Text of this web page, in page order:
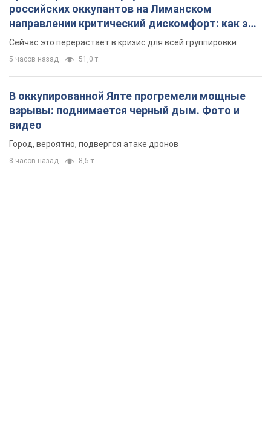
российских оккупантов на Лиманском
направлении критический дискомфорт: как это
удалось
Сейчас это перерастает в кризис для всей группировки
5 часов назад 51,0 т.
В оккупированной Ялте прогремели мощные
взрывы: поднимается черный дым. Фото и
видео
Город, вероятно, подвергся атаке дронов
8 часов назад 8,5 т.